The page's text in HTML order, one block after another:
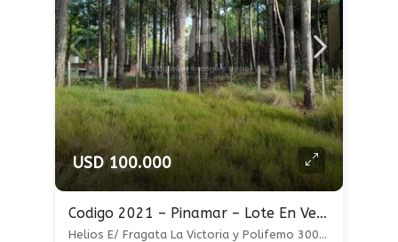
USD 100.000
Codigo 2021 – Pinamar – Lote En Venta
Helios E/ Fragata La Victoria y Polifemo 300, Frontera, Pinamar